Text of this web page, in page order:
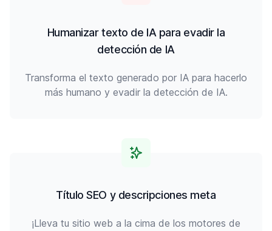
Humanizar texto de IA para evadir la
detección de IA
Transforma el texto generado por IA para hacerlo
más humano y evadir la detección de IA.
Título SEO y descripciones meta
¡Lleva tu sitio web a la cima de los motores de